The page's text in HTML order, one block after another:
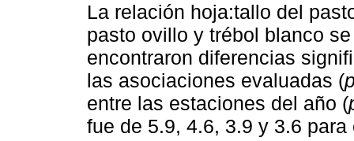
La relación hoja:tallo del
pasto ovillo y trébol blanco
encontraron diferencias
las asociaciones evaluadas (
entre las estaciones del año (
fue de 5.9, 4.6, 3.9 y 3.6